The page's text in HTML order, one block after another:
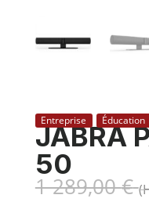
Entreprise Éducation
JABRA
50
1 289,00€